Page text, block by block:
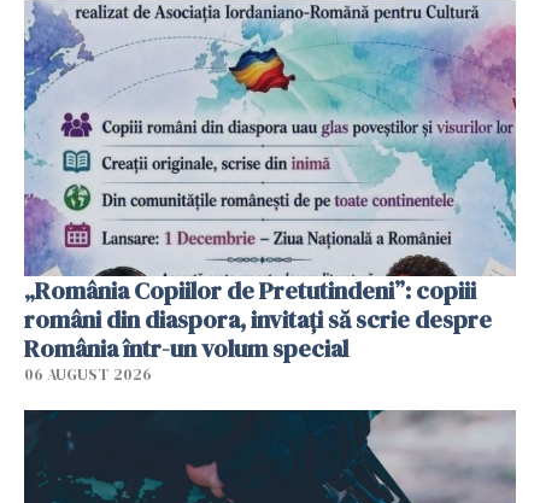
„România Copiilor de Pretutindeni”: copiii
români din diaspora, invitați să scrie despre
România într-un volum special
06 AUGUST 2026